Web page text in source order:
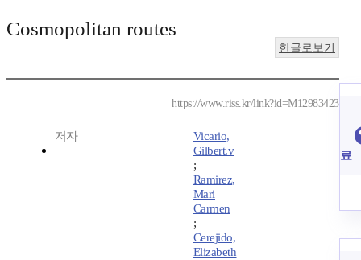
Cosmopolitan routes
한글로보기
https://www.riss.kr/link?id=M12983423
저자
Vicario,
Gilbert.v
;
Ramirez,
Mari
Carmen
;
Cerejido,
Elizabeth
료